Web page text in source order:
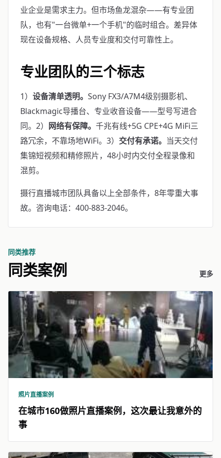
业企业是需求主力。但市场鱼龙混杂——有专业团
队，也有"一台微单+一个手机"的临时组合。差异体
现在设备规格、人员专业度和交付可靠性上。
专业团队的三个标志
1） 设备清单透明。 Sony FX3/A7M4级别摄影机、
Blackmagic导播台、专业收音设备——型号写进合
同。2） 网络有保障。 千兆有线+5G CPE+4G MiFi三
路冗余，不靠场地WiFi。3） 交付有承诺。 当天交付
集锦短视频和精修照片，48小时内交付全程录像和
混剪。
摄行直播城市团队具备以上全部条件，8年零重大事
故。咨询电话：400-883-2046。
同类推荐
同类案例 更多
照片直播案例
在城市160做照片直播案例，这次最让我意外的
事